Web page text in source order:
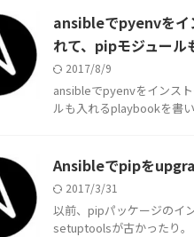
ansibleでpyenvをイ
れて、pipモジュール
2017/8/9
ansibleでpyenvをインス
ルも入れるplaybookを書
Ansibleでpipを
2017/3/31
以前、pipパッケージのイ
setuptoolsが古かったり